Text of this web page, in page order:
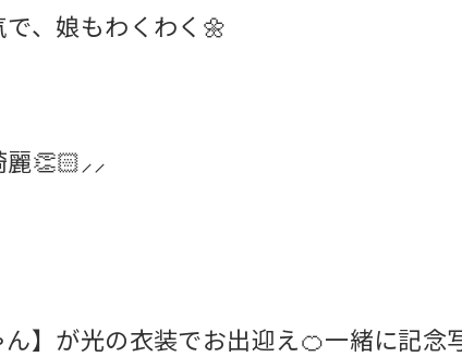
、娘もわくわく🌼
👏🏻⸝⸝
ん】が光の衣装でお出迎え🍊一緒に記